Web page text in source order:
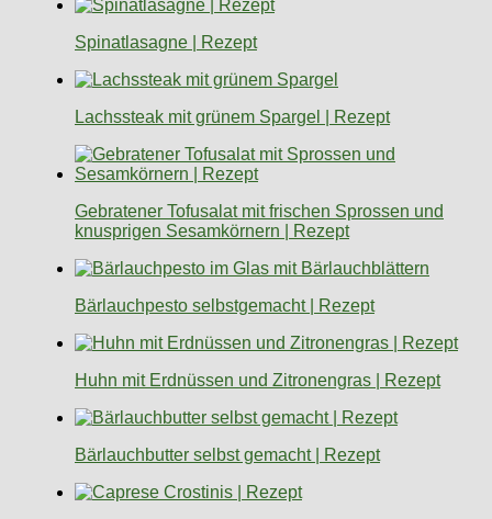
Spinatlasagne | Rezept
Lachssteak mit grünem Spargel | Rezept
Gebratener Tofusalat mit frischen Sprossen und
knusprigen Sesamkörnern | Rezept
Bärlauchpesto selbstgemacht | Rezept
Huhn mit Erdnüssen und Zitronengras | Rezept
Bärlauchbutter selbst gemacht | Rezept